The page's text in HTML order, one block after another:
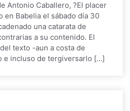
Antonio Caballero, ?El placer
en Babelia el sábado día 30
una catarata de
a su contenido. El
texto -aun a costa de
e incluso de tergiversarlo […]